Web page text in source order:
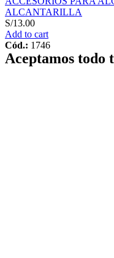
ALCANTARILLA
S/13.00
Add to cart
Cód.: 1746
Aceptamos todo